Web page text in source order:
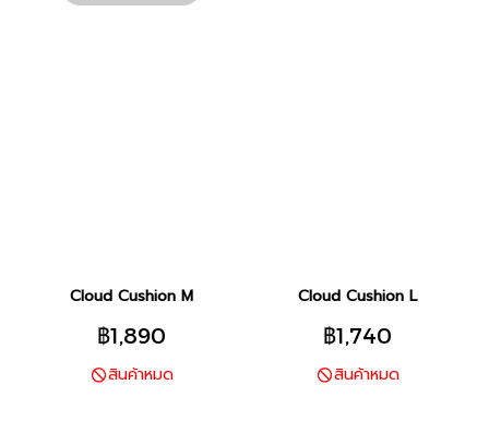
Cloud Cushion M
฿1,890
สินค้าหมด
Cloud Cushion L
฿1,740
สินค้าหมด